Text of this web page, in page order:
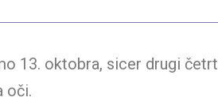
13. oktobra, sicer drugi
oči.